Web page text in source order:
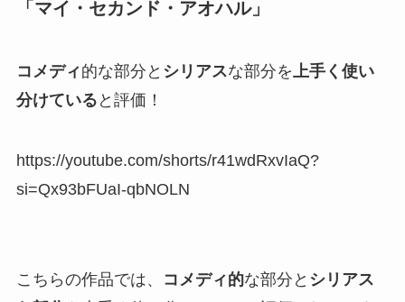
「マイ・セカンド・アオハル」
コメディ的な部分と シリアスな部分を 上手く使い
分けている と評価！
https://youtube.com/shorts/r41wdRxvIaQ?
si=Qx93bFUaI-qbNOLN
こちらの作品では、 コメディ的な部分と シリアス